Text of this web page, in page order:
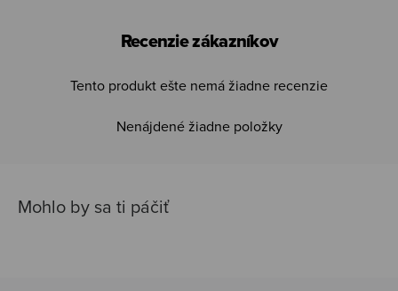
Recenzie zákazníkov
Tento produkt ešte nemá žiadne recenzie
Nenájdené žiadne položky